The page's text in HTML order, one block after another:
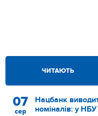
ЧИТАЮТЬ
07
сер
Нацбанк
номіналів: у